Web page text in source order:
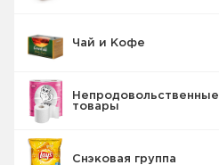
Конфеты
Сушка
Чай и Кофе
Непродовольственные
товары
Снэковая группа